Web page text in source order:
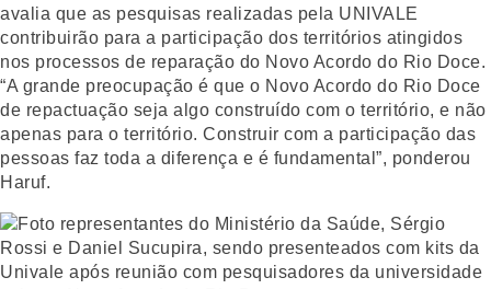
avalia que as pesquisas realizadas pela UNIVALE
contribuirão para a participação dos territórios atingidos
nos processos de reparação do Novo Acordo do Rio Doce.
“A grande preocupação é que o Novo Acordo do Rio Doce
de repactuação seja algo construído com o território, e não
apenas para o território. Construir com a participação das
pessoas faz toda a diferença e é fundamental”, ponderou
Haruf.